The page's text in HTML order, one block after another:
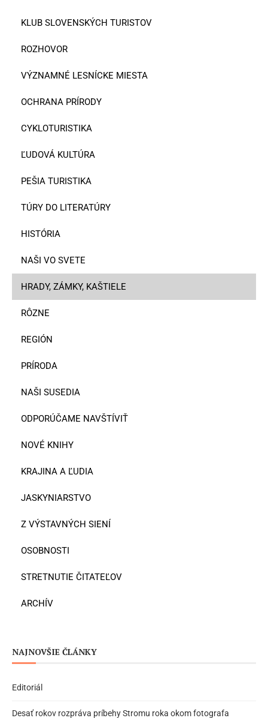
KLUB SLOVENSKÝCH TURISTOV
ROZHOVOR
VÝZNAMNÉ LESNÍCKE MIESTA
OCHRANA PRÍRODY
CYKLOTURISTIKA
ĽUDOVÁ KULTÚRA
PEŠIA TURISTIKA
TÚRY DO LITERATÚRY
HISTÓRIA
NAŠI VO SVETE
HRADY, ZÁMKY, KAŠTIELE
RÔZNE
REGIÓN
PRÍRODA
NAŠI SUSEDIA
ODPORÚČAME NAVŠTÍVIŤ
NOVÉ KNIHY
KRAJINA A ĽUDIA
JASKYNIARSTVO
Z VÝSTAVNÝCH SIENÍ
OSOBNOSTI
STRETNUTIE ČITATEĽOV
ARCHÍV
NAJNOVŠIE ČLÁNKY
Editoriál
Desať rokov rozpráva príbehy Stromu roka okom fotografa